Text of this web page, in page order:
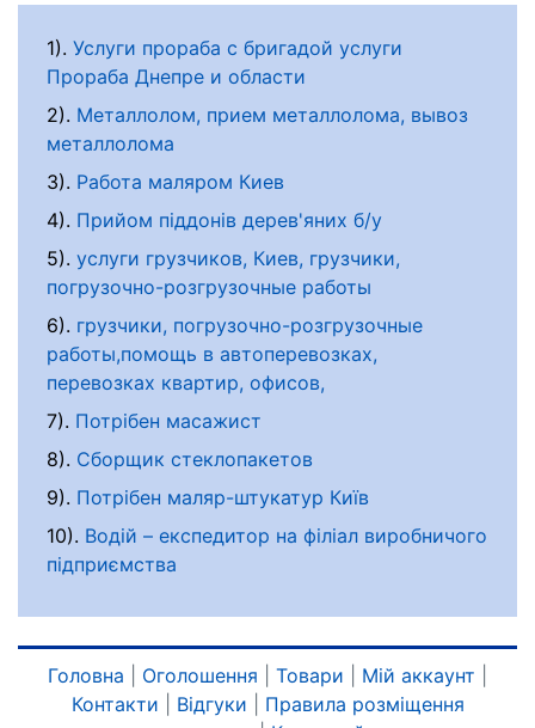
1). Услуги прораба с бригадой услуги
Прораба Днепре и области
2). Металлолом, прием металлолома, вывоз
металлолома
3). Работа маляром Киев
4). Прийом піддонів дерев'яних б/у
5). услуги грузчиков, Киев, грузчики,
погрузочно-розгрузочные работы
6). грузчики, погрузочно-розгрузочные
работы,помощь в автоперевозках,
перевозках квартир, офисов,
7). Потрібен масажист
8). Сборщик стеклопакетов
9). Потрібен маляр-штукатур Київ
10). Водій – експедитор на філіал виробничого
підприємства
Головна Оголошення Товари Мій аккаунт
Контакти
Відгуки
Правила розміщення